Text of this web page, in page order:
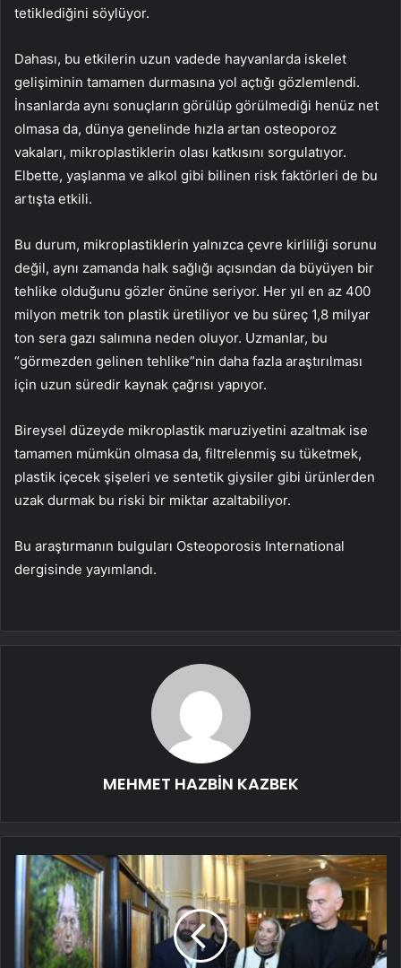
tetiklediğini söylüyor.
Dahası, bu etkilerin uzun vadede hayvanlarda iskelet
gelişiminin tamamen durmasına yol açtığı gözlemlendi.
İnsanlarda aynı sonuçların görülüp görülmediği henüz net
olmasa da, dünya genelinde hızla artan osteoporoz
vakaları, mikroplastiklerin olası katkısını sorgulatıyor.
Elbette, yaşlanma ve alkol gibi bilinen risk faktörleri de bu
artışta etkili.
Bu durum, mikroplastiklerin yalnızca çevre kirliliği sorunu
değil, aynı zamanda halk sağlığı açısından da büyüyen bir
tehlike olduğunu gözler önüne seriyor. Her yıl en az 400
milyon metrik ton plastik üretiliyor ve bu süreç 1,8 milyar
ton sera gazı salımına neden oluyor. Uzmanlar, bu
“görmezden gelinen tehlike”nin daha fazla araştırılması
için uzun süredir kaynak çağrısı yapıyor.
Bireysel düzeyde mikroplastik maruziyetini azaltmak ise
tamamen mümkün olmasa da, filtrelenmiş su tüketmek,
plastik içecek şişeleri ve sentetik giysiler gibi ürünlerden
uzak durmak bu riski bir miktar azaltabiliyor.
Bu araştırmanın bulguları Osteoporosis International
dergisinde yayımlandı.
MEHMET HAZBİN KAZBEK